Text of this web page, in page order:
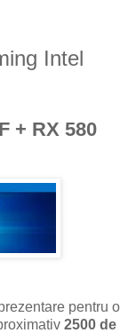
Intel
+ RX 580
pentru o
2500 de